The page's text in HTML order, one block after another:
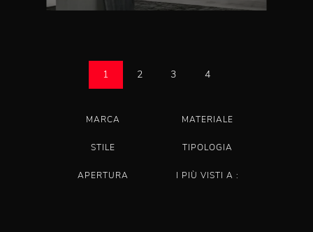
1 2 3 4
MARCA MATERIALE
STILE TIPOLOGIA
APERTURA I PIÙ VISTI A :